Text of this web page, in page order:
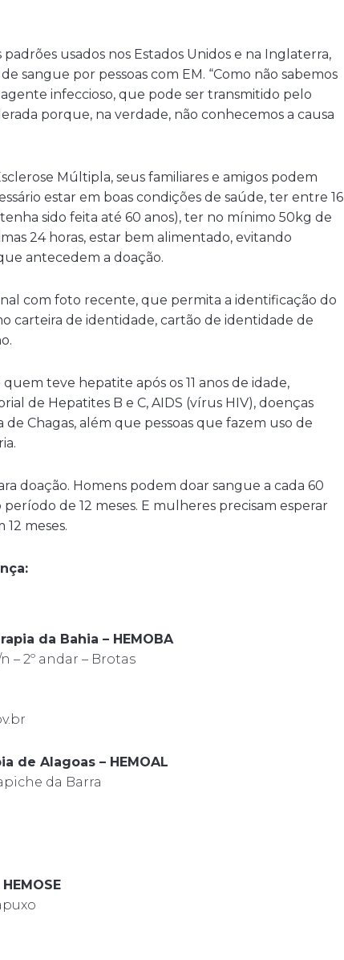
usados nos Estados Unidos e na Inglaterra,
sangue por pessoas com EM. “Como não sabemos
infeccioso, que pode ser transmitido pelo
porque, na verdade, não conhecemos a causa
Múltipla, seus familiares e amigos podem
estar em boas condições de saúde, ter entre 16
sido feita até 60 anos), ter no mínimo 50kg de
24 horas, estar bem alimentado, evitando
antecedem a doação.
com foto recente, que permita a identificação do
carteira de identidade, cartão de identidade de
teve hepatite após os 11 anos de idade,
de Hepatites B e C, AIDS (vírus HIV), doenças
de Chagas, além que pessoas que fazem uso de
doação. Homens podem doar sangue a cada 60
de 12 meses. E mulheres precisam esperar
meses.
da Bahia – HEMOBA
– 2º andar – Brotas
de Alagoas – HEMOAL
da Barra